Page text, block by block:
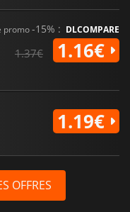
promo-15% : DLCOMPARE
1.37€ 1.16€
1.19€
OFFRES